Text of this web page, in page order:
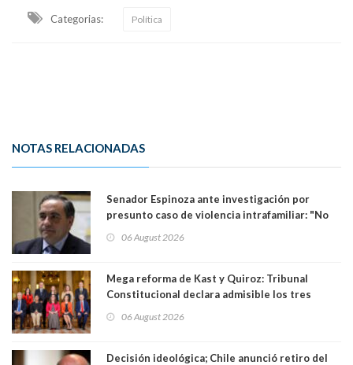
Categorias: Política
NOTAS RELACIONADAS
Senador Espinoza ante investigación por
presunto caso de violencia intrafamiliar: "No
antecedentes a Tribunal Supremo
06 August 2026
Mega reforma de Kast y Quiroz: Tribunal
Constitucional declara admisible los tres
06 August 2026
Decisión ideológica; Chile anunció retiro del